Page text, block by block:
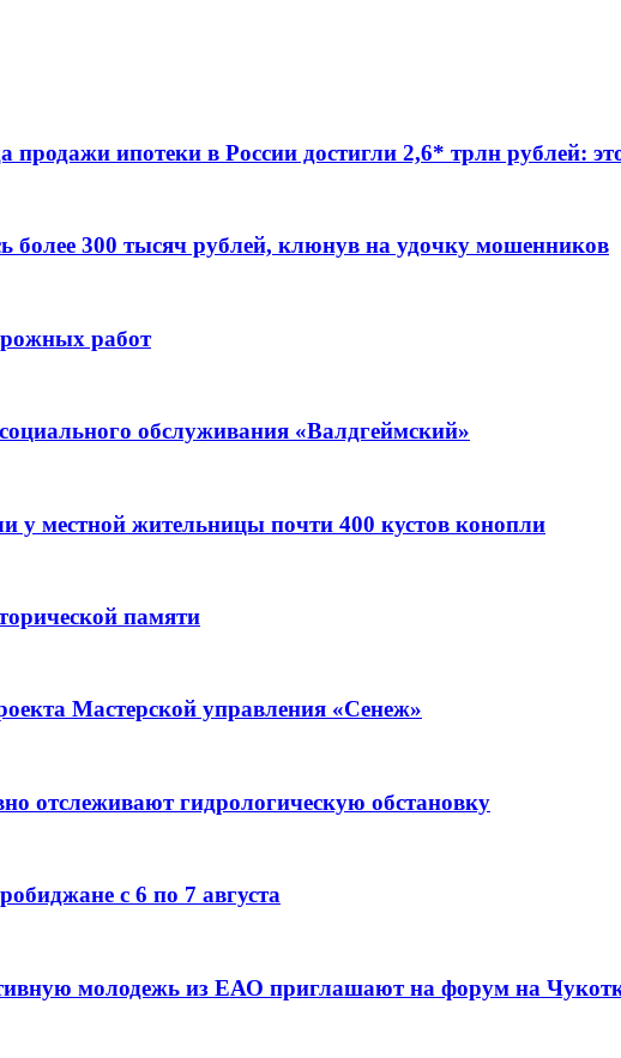
продажи ипотеки в России достигли 2,6* трлн рублей:
более 300 тысяч рублей, клюнув на удочку мошенников
работ
обслуживания «Валдгеймский»
у местной жительницы почти 400 кустов конопли
памяти
Мастерской управления «Сенеж»
отслеживают гидрологическую обстановку
с 6 по 7 августа
молодежь из ЕАО приглашают на форум на